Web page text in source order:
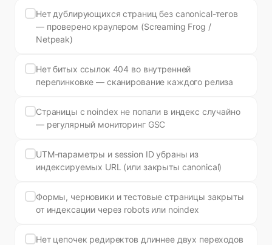
Нет дублирующихся страниц без canonical-тегов
— проверено краулером (Screaming Frog /
Netpeak)
Нет битых ссылок 404 во внутренней
перелинковке — сканирование каждого релиза
Страницы с noindex не попали в индекс случайно
— регулярный мониторинг GSC
UTM-параметры и session ID убраны из
индексируемых URL (или закрыты canonical)
Формы, черновики и тестовые страницы закрыты
от индексации через robots или noindex
Нет цепочек редиректов длиннее двух переходов